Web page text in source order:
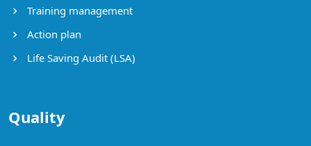
Training management
Action plan
Life Saving Audit (LSA)
Quality